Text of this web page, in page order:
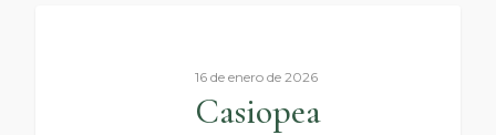
16 de enero de 2026
Casiopea